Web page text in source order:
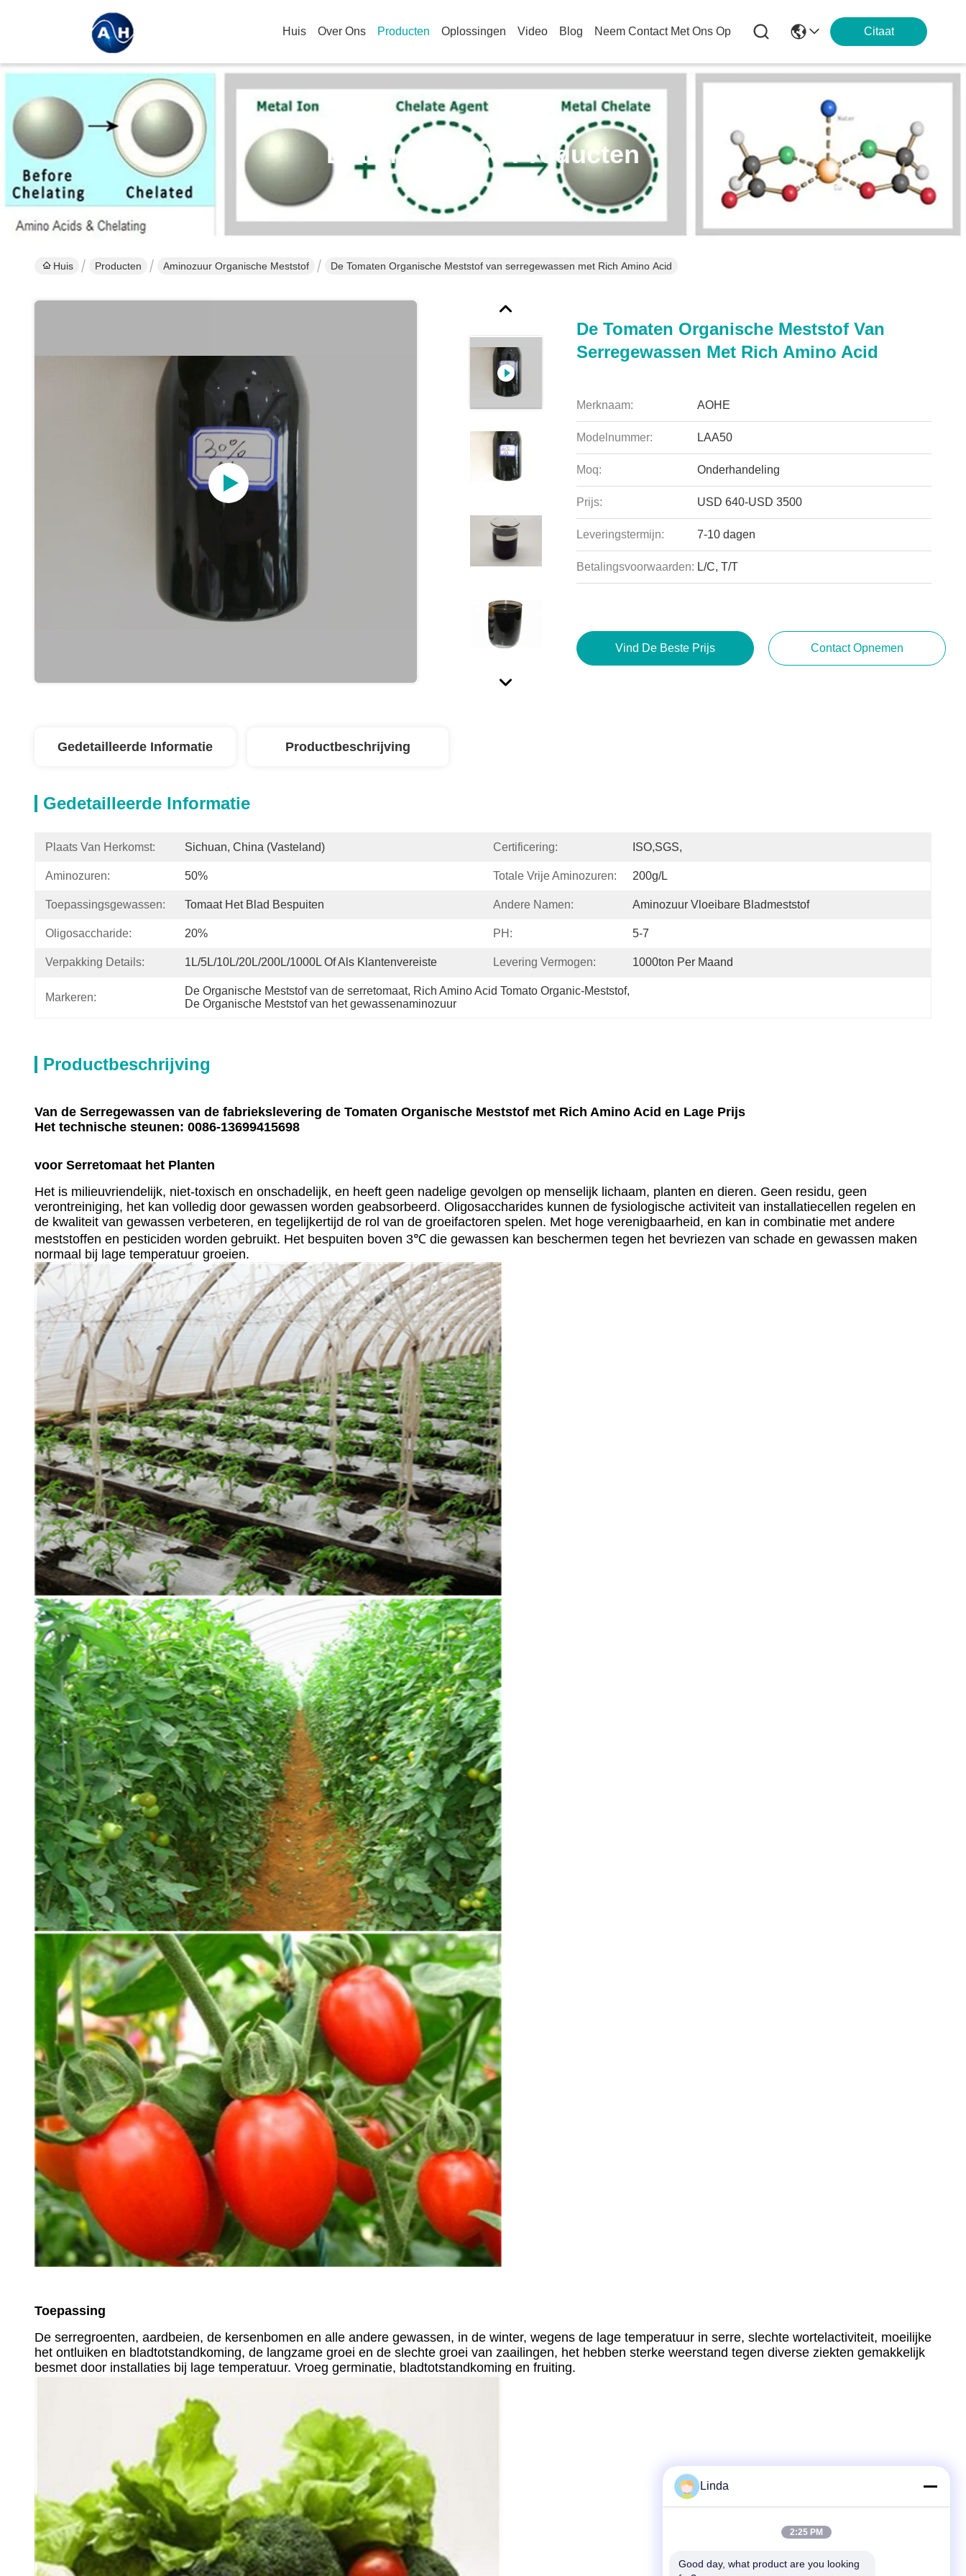
Huis Over Ons Producten Oplossingen Video Blog Neem Contact Met Ons Op Citaat
Details Van De Producten
Huis Producten Aminozuur Organische Meststof De Tomaten Organische Meststof van serregewassen met Rich Amino Acid
De Tomaten Organische Meststof Van
Serregewassen Met Rich Amino Acid
Merknaam: AOHE
Modelnummer: LAA50
Moq: Onderhandeling
Prijs: USD 640-USD 3500
Leveringstermijn: 7-10 dagen
Betalingsvoorwaarden: L/C, T/T
Vind De Beste Prijs Contact Opnemen
Gedetailleerde Informatie Productbeschrijving
Gedetailleerde Informatie
Plaats Van Herkomst: Sichuan, China (Vasteland) Certificering: ISO,SGS,
Aminozuren: 50% Totale Vrije Aminozuren: 200g/L
Toepassingsgewassen: Tomaat Het Blad Bespuiten Andere Namen: Aminozuur Vloeibare Bladmeststof
Oligosaccharide: 20% PH: 5-7
Verpakking Details: 1L/5L/10L/20L/200L/1000L Of Als Klantenvereiste Levering Vermogen: 1000ton Per Maand
Markeren:
De Organische Meststof van de serretomaat, Rich Amino Acid Tomato Organic-Meststof,
De Organische Meststof van het gewassenaminozuur
Productbeschrijving
Van de Serregewassen van de fabriekslevering de Tomaten Organische Meststof met Rich Amino Acid en Lage Prijs
Het technische steunen: 0086-13699415698
voor Serretomaat het Planten
Het is milieuvriendelijk, niet-toxisch en onschadelijk, en heeft geen nadelige gevolgen op menselijk lichaam, planten en dieren. Geen residu, geen
verontreiniging, het kan volledig door gewassen worden geabsorbeerd. Oligosaccharides kunnen de fysiologische activiteit van installatiecellen regelen en
de kwaliteit van gewassen verbeteren, en tegelijkertijd de rol van de groeifactoren spelen. Met hoge verenigbaarheid, en kan in combinatie met andere
meststoffen en pesticiden worden gebruikt. Het bespuiten boven 3℃ die gewassen kan beschermen tegen het bevriezen van schade en gewassen maken
normaal bij lage temperatuur groeien.
Toepassing
De serregroenten, aardbeien, de kersenbomen en alle andere gewassen, in de winter, wegens de lage temperatuur in serre, slechte wortelactiviteit, moeilijke
het ontluiken en bladtotstandkoming, de langzame groei en de slechte groei van zaailingen, het hebben sterke weerstand tegen diverse ziekten gemakkelijk
besmet door installaties bij lage temperatuur. Vroeg germinatie, bladtotstandkoming en fruiting.
Linda
2:25 PM
Good day, what product are you looking